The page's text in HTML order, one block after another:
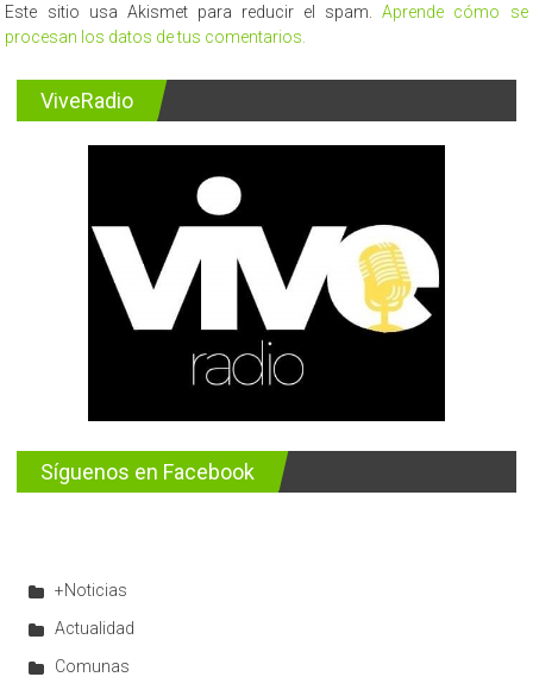
Este sitio usa Akismet para reducir el spam.Aprende cómo se
procesan los datos de tus comentarios.
ViveRadio
Síguenos en Facebook
+Noticias
Actualidad
Comunas